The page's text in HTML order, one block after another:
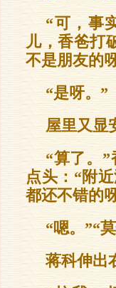
“可，事
儿，香爸打
不是朋友的
“是呀。”
屋里又显
“算了。
点头：“附
都还不错的
“嗯。”“
蒋科伸出